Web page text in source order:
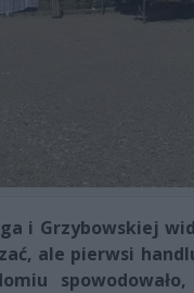
i Grzybowskiej
ale pierwsi